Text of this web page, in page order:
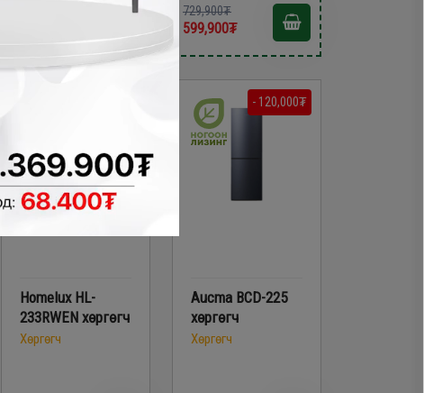
729,900₮
599,900₮
Homelux HL-
233RWEN хөргөгч
Хөргөгч
- 120,000₮
Aucma BCD-225
хөргөгч
Хөргөгч